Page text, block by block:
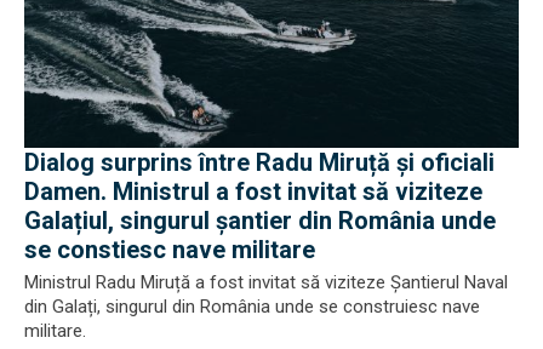
Dialog surprins între Radu Miruță și oficiali
Damen. Ministrul a fost invitat să viziteze
Galațiul, singurul șantier din România unde
se constiesc nave militare
Ministrul Radu Miruță a fost invitat să viziteze Șantierul Naval
din Galați, singurul din România unde se construiesc nave
militare.